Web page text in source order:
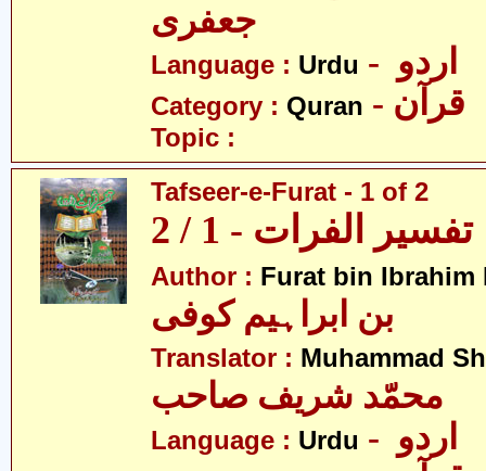
جعفری
Language : Urdu
Category : Quran - قرآن
Topic :
Tafseer-e-Furat - 1 of 2
تفسیر الفرات - 1 / 2
Author : Furat bin Ibrahim
بن ابراہیم کوفی
Translator : Muhammad
محمّد شریف صاحب
Language : Urdu